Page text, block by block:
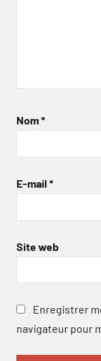
Nom*
E-mail *
Site web
Enregistrer
navigateur pour